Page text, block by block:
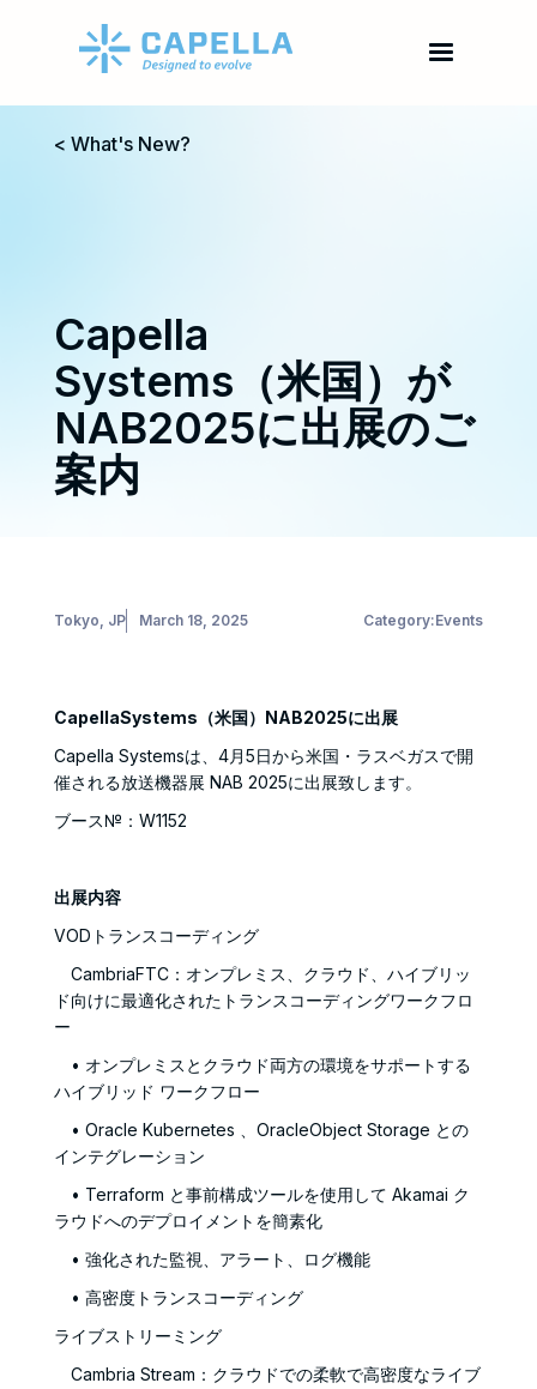
< What's New?
Capella
Systems（米国）が
NAB2025に出展のご
案内
Tokyo, JP March 18, 2025 Category:Events
CapellaSystems（米国）NAB2025に出展
Capella Systemsは、4月5日から米国・ラスベガスで開
催される放送機器展 NAB 2025に出展致します。
ブース№：W1152
出展内容
VODトランスコーディング
CambriaFTC：オンプレミス、クラウド、ハイブリッ
ド向けに最適化されたトランスコーディングワークフロ
ー
• オンプレミスとクラウド両方の環境をサポートする
ハイブリッド ワークフロー
• Oracle Kubernetes 、OracleObject Storage との
インテグレーション
• Terraform と事前構成ツールを使用して Akamai ク
ラウドへのデプロイメントを簡素化
• 強化された監視、アラート、ログ機能
• 高密度トランスコーディング
ライブストリーミング
Cambria Stream：クラウドでの柔軟で高密度なライブ